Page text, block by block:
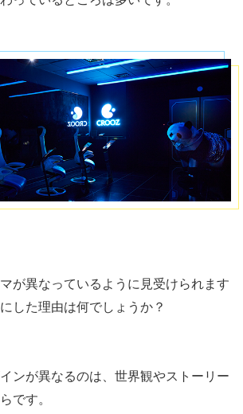
が異なっているように見受けられます
した理由は何でしょうか？
ンが異なるのは、世界観やストーリー
です。